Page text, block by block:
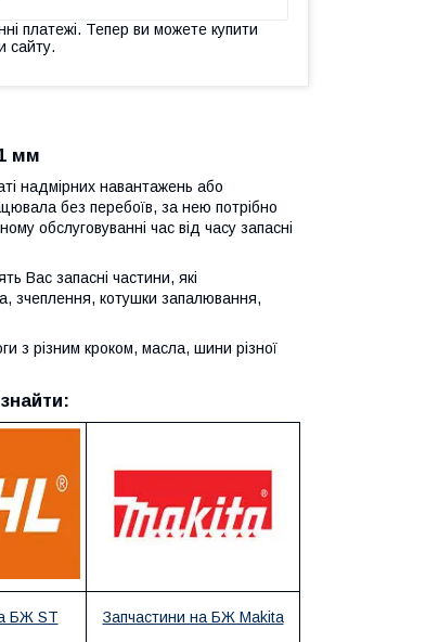
платежі. Тепер ви можете купити
сайту.
мм
надмірних навантажень або
без перебоїв, за нею потрібно
обслуговуванні час від часу запасні
Вас запасні частини, які
зчеплення, котушки запалювання,
з різним кроком, масла, шини різної
БЖ ST Запчастини на БЖ Makita